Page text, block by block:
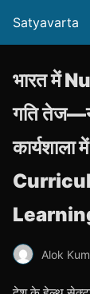
Satyavarta
भारत में
गति
Alok